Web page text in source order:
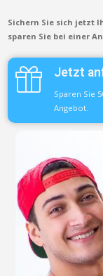
Sichern Sie sich jetzt
sparen Sie bei einer
Jetzt
Sparen Sie
Angebot.